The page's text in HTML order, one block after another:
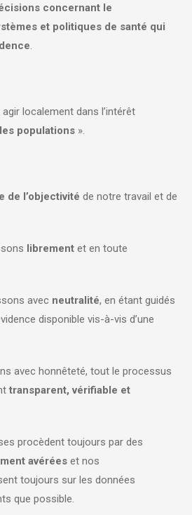
concernant le
et politiques de santé qui
.
localement dans l’intérêt
populations ».
de l’objectivité de notre travail et de
librement et en toute
avec neutralité, en étant guidés
disponible vis-à-vis d’une
avec honnêteté, tout le processus
transparent, vérifiable et
procèdent toujours par des
avérées et nos
toujours sur les données
que possible.